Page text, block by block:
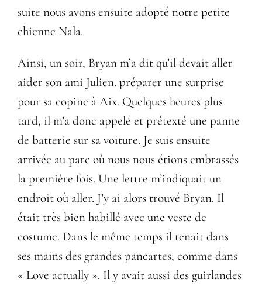
suite nous avons ensuite adopté notre petite
chienne Nala.
Ainsi, un soir, Bryan m’a dit qu’il devait aller
aider son ami Julien. préparer une surprise
pour sa copine à Aix. Quelques heures plus
tard, il m’a donc appelé et prétexté une panne
de batterie sur sa voiture. Je suis ensuite
arrivée au parc où nous nous étions embrassés
la première fois. Une lettre m’indiquait un
endroit où aller. J’y ai alors trouvé Bryan. Il
était très bien habillé avec une veste de
costume. Dans le même temps il tenait dans
ses mains des grandes pancartes, comme dans
« Love actually ». Il y avait aussi des guirlandes